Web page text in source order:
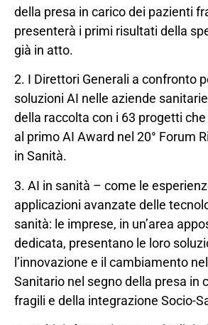
della presa in carico dei pazienti
presenterà i primi risultati della
già in atto.
2. I Direttori Generali a confronto
soluzioni AI nelle aziende
della raccolta con i 63 progetti
al primo AI Award nel 20° Forum
in Sanità.
3. AI in sanità – come le
applicazioni avanzate delle
sanità: le imprese, in un’area
dedicata, presentano le loro
l’innovazione e il cambiamento
Sanitario nel segno della presa in
fragili e della integrazione Socio-